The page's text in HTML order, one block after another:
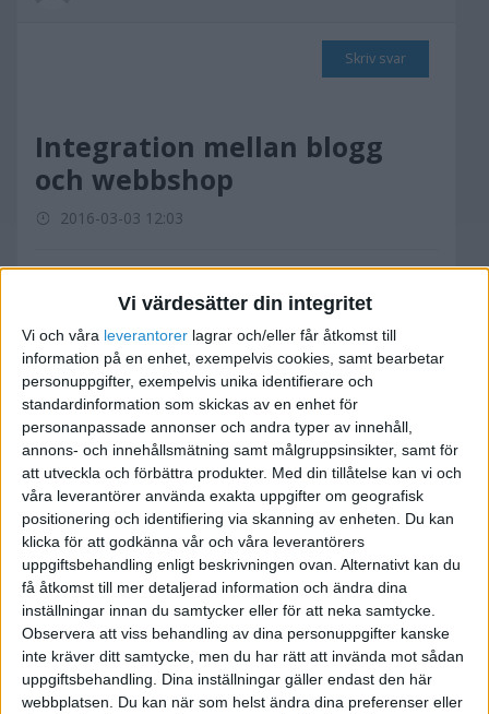
Vi värdesätter din integritet
Vi och våra leverantorer lagrar och/eller får åtkomst till
information på en enhet, exempelvis cookies, samt bearbetar
personuppgifter, exempelvis unika identifierare och
standardinformation som skickas av en enhet för
personanpassade annonser och andra typer av innehåll,
annons- och innehållsmätning samt målgruppsinsikter, samt för
att utveckla och förbättra produkter. Med din tillåtelse kan vi och
våra leverantörer använda exakta uppgifter om geografisk
positionering och identifiering via skanning av enheten. Du kan
klicka för att godkänna vår och våra leverantörers
uppgiftsbehandling enligt beskrivningen ovan. Alternativt kan du
få åtkomst till mer detaljerad information och ändra dina
inställningar innan du samtycker eller för att neka samtycke.
Observera att viss behandling av dina personuppgifter kanske
inte kräver ditt samtycke, men du har rätt att invända mot sådan
uppgiftsbehandling. Dina inställningar gäller endast den här
webbplatsen. Du kan när som helst ändra dina preferenser eller
Skriv svar
Integration mellan blogg
och webbshop
2016-03-03 12:03
webshopp.
Men för mig är det viktigt med en enkel
systematik och koppling mellan webshoppen
och en blogg (med flera skribenter). Samma
domän/subdomän och helst samma cms.
Tacksam för tankar och förslag?
Ps. Letar framför allt efter färdiga lösningar utan
mycket egen design/anpassning.
Jan-E O
2016-03-07 16:39